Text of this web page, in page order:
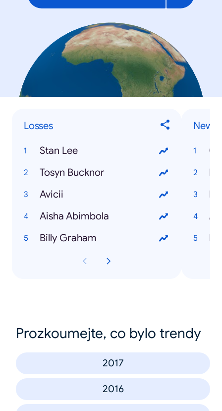
Losses
Stan Lee
Tosyn Bucknor
Avicii
Aisha Abimbola
Billy Graham
News
Prozkoumejte, co bylo trendy
2017
2016